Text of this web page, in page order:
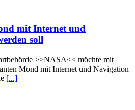
mit Internet und
soll
>>NASA<< möchte mit
Mond mit Internet und Navigation
[...]